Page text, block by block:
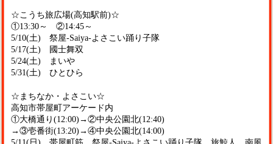
☆こうち旅広場(高知駅前)☆
①13:30～ ②14:45～
5/10(土) 祭屋-Saiya-よさこい踊り子隊
5/17(土) 國士舞双
5/24(土) まいや
5/31(土) ひとひら
☆まちなか・よさこい☆
高知市帯屋町アーケード内
①大橋通り(12:00)→②中央公園北(12:40)
→③壱番街(13:20)→④中央公園北(14:00)